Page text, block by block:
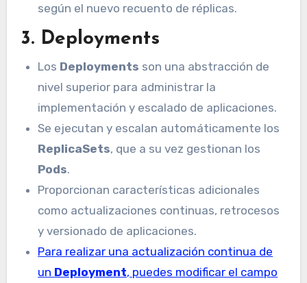
según el nuevo recuento de réplicas.
3. Deployments
Los Deployments son una abstracción de
nivel superior para administrar la
implementación y escalado de aplicaciones.
Se ejecutan y escalan automáticamente los
ReplicaSets, que a su vez gestionan los
Pods.
Proporcionan características adicionales
como actualizaciones continuas, retrocesos
y versionado de aplicaciones.
Para realizar una actualización continua de
un Deployment, puedes modificar el campo